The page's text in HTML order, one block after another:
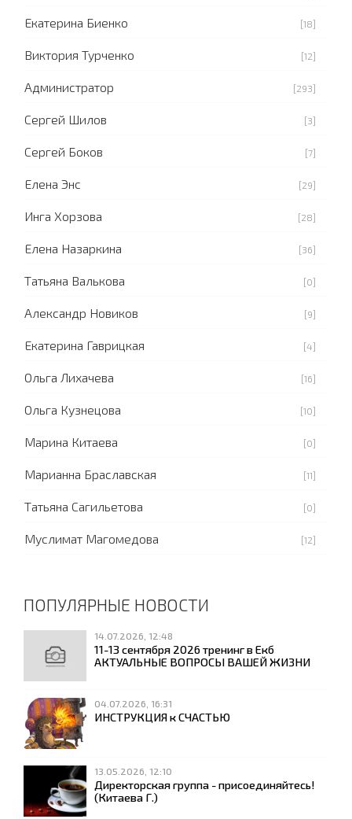
Екатерина Биенко [18]
Виктория Турченко [12]
Администратор [293]
Сергей Шилов [3]
Сергей Боков [7]
Елена Энс [29]
Инга Хорзова [28]
Елена Назаркина [36]
Татьяна Валькова [0]
Александр Новиков [9]
Екатерина Гаврицкая [4]
Ольга Лихачева [16]
Ольга Кузнецова [10]
Марина Китаева [0]
Марианна Браславская [11]
Татьяна Сагильетова [0]
Муслимат Магомедова [12]
ПОПУЛЯРНЫЕ НОВОСТИ
14.07.2026, 12:48
11-13 сентября 2026 тренинг в Екб
АКТУАЛЬНЫЕ ВОПРОСЫ ВАШЕЙ ЖИЗНИ
04.07.2026, 16:31
ИНСТРУКЦИЯ к СЧАСТЬЮ
13.05.2026, 12:10
Директорская группа - присоединяйтесь!
(Китаева Г.)